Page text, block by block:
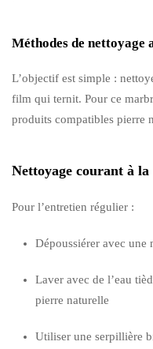
Méthodes de nettoyage
L’objectif est simple :
film qui ternit. Pour ce
produits compatibles pierre
Nettoyage courant à la
Pour l’entretien régulier :
Dépoussiérer avec
Laver avec de l’eau
pierre naturelle
Utiliser une serpillière